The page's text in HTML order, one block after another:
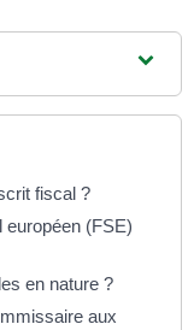
fiscal ?
(FSE)
en nature ?
aux